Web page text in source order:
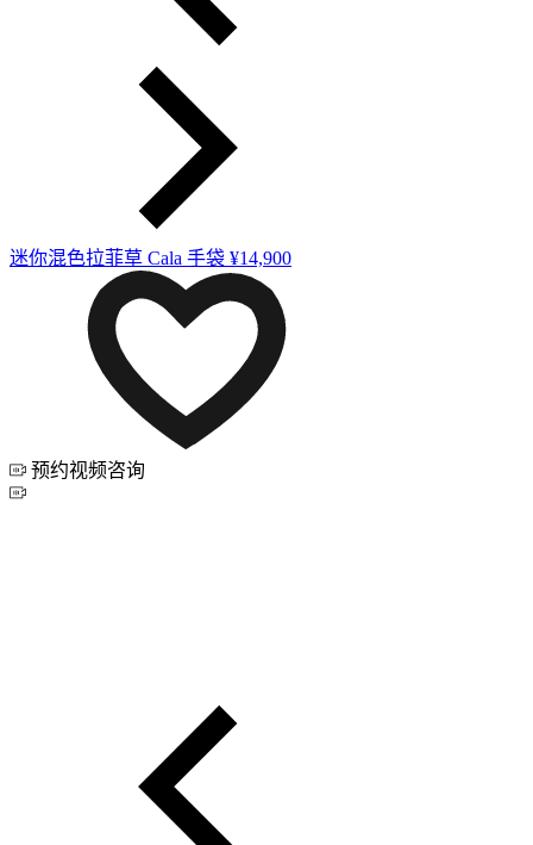
迷你混色拉菲草 Cala 手袋 ¥14,900
预约视频咨询